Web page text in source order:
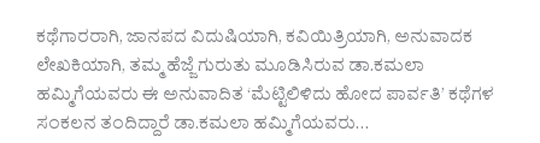
ಕಥೆಗಾರರಾಗಿ, ಜಾನಪದ ವಿದುಷಿಯಾಗಿ, ಕವಿಯಿತ್ರಿಯಾಗಿ, ಅನುವಾದಕ
ಲೇಖಕಿಯಾಗಿ, ತಮ್ಮ ಹೆಜ್ಜೆ ಗುರುತು ಮೂಡಿಸಿರುವ ಡಾ.ಕಮಲಾ
ಹಮ್ಮಿಗೆಯವರು ಈ ಅನುವಾದಿತ ‘ಮೆಟ್ಟಿಲಿಳಿದು ಹೋದ ಪಾರ್ವತಿ’ ಕಥೆಗಳ
ಸಂಕಲನ ತಂದಿದ್ದಾರೆ ಡಾ.ಕಮಲಾ ಹಮ್ಮಿಗೆಯವರು…